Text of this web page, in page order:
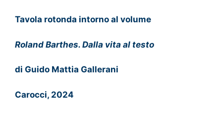
Tavola rotonda intorno al volume
Roland Barthes. Dalla vita al testo
di Guido Mattia Gallerani
Carocci, 2024